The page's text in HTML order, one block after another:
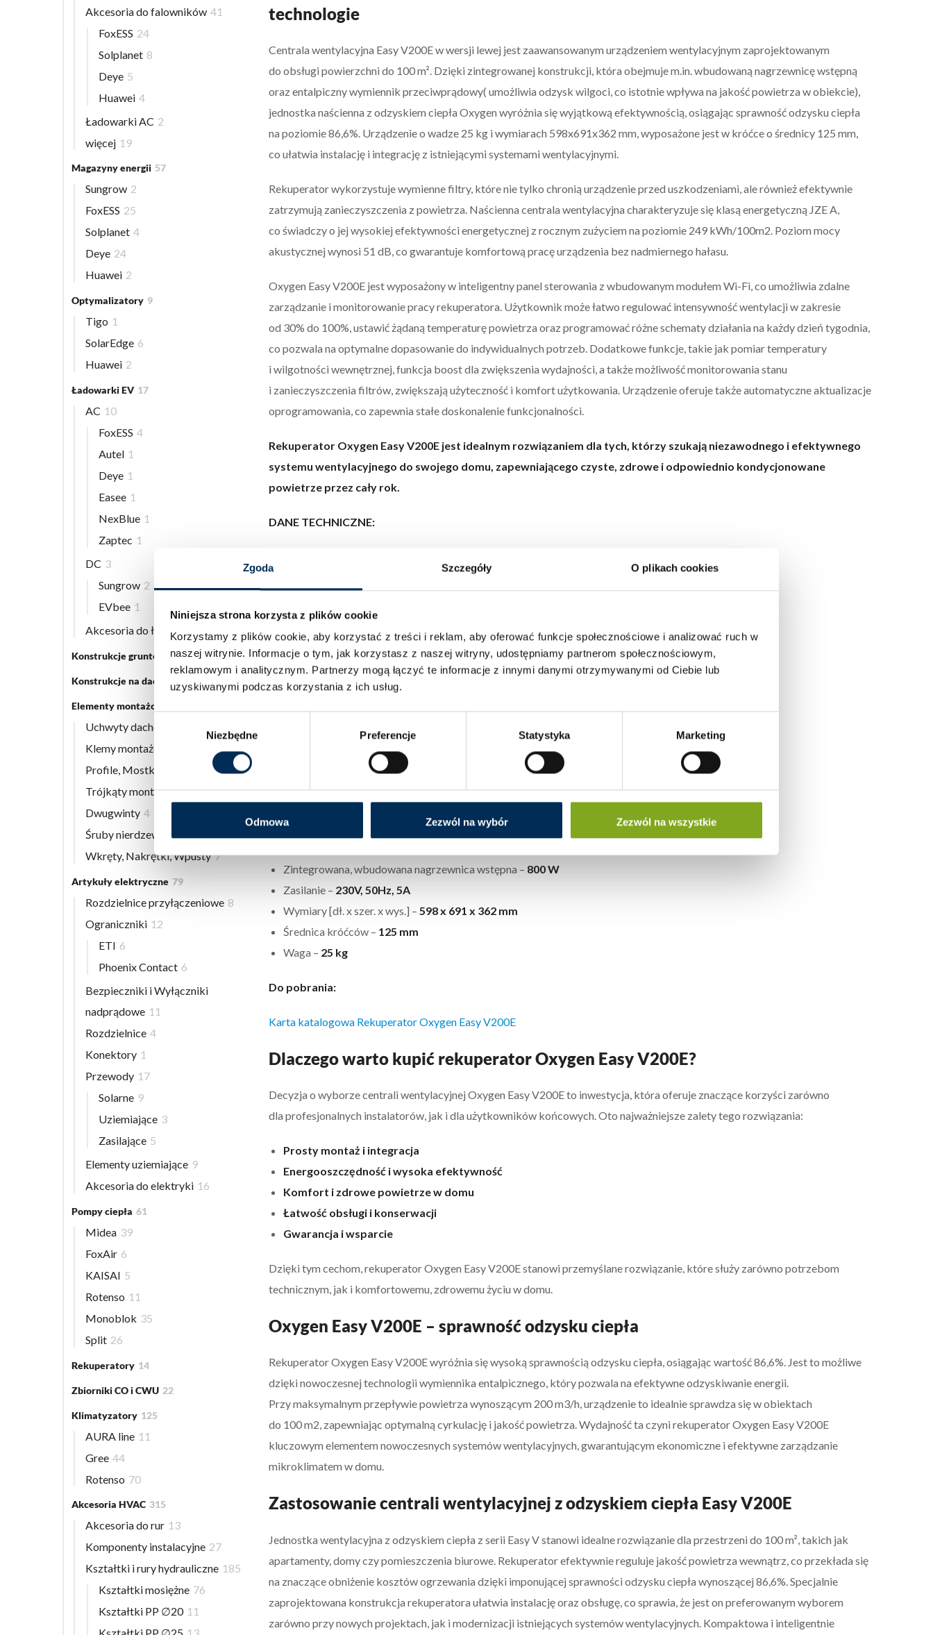
Zgoda Szczegóły O plikach cookies
Niniejsza strona korzysta z plików cookie
Korzystamy z plików cookie, aby korzystać z treści i reklam, aby oferować funkcje społecznościowe i analizować ruch w
naszej witrynie. Informacje o tym, jak korzystasz z naszej witryny, udostępniamy partnerom społecznościowym,
reklamowym i analitycznym. Partnerzy mogą łączyć te informacje z innymi danymi otrzymywanymi od Ciebie lub
uzyskiwanymi podczas korzystania z ich usług.
Niezbędne Preferencje Statystyka Marketing
Odmowa Zezwól na wybór Zezwól na wszystkie
technologie
Centrala wentylacyjna Easy V200E w wersji lewej jest zaawansowanym urządzeniem wentylacyjnym zaprojektowanym
do obsługi powierzchni do 100 m². Dzięki zintegrowanej konstrukcji, która obejmuje m.in. wbudowaną nagrzewnicę wstępną
oraz entalpiczny wymiennik przeciwprądowy( umożliwia odzysk wilgoci, co istotnie wpływa na jakość powietrza w obiekcie),
jednostka naścienna z odzyskiem ciepła Oxygen wyróżnia się wyjątkową efektywnością, osiągając sprawność odzysku ciepła
na poziomie 86,6%. Urządzenie o wadze 25 kg i wymiarach 598x691x362 mm, wyposażone jest w króćce o średnicy 125 mm,
co ułatwia instalację i integrację z istniejącymi systemami wentylacyjnymi.
Rekuperator wykorzystuje wymienne filtry, które nie tylko chronią urządzenie przed uszkodzeniami, ale również efektywnie
zatrzymują zanieczyszczenia z powietrza. Naścienna centrala wentylacyjna charakteryzuje się klasą energetyczną JZE A,
co świadczy o jej wysokiej efektywności energetycznej z rocznym zużyciem na poziomie 249 kWh/100m2. Poziom mocy
akustycznej wynosi 51 dB, co gwarantuje komfortową pracę urządzenia bez nadmiernego hałasu.
Oxygen Easy V200E jest wyposażony w inteligentny panel sterowania z wbudowanym modułem Wi-Fi, co umożliwia zdalne
zarządzanie i monitorowanie pracy rekuperatora. Użytkownik może łatwo regulować intensywność wentylacji w zakresie
od 30% do 100%, ustawić żądaną temperaturę powietrza oraz programować różne schematy działania na każdy dzień tygodnia,
co pozwala na optymalne dopasowanie do indywidualnych potrzeb. Dodatkowe funkcje, takie jak pomiar temperatury
i wilgotności wewnętrznej, funkcja boost dla zwiększenia wydajności, a także możliwość monitorowania stanu
i zanieczyszczenia filtrów, zwiększają użyteczność i komfort użytkowania. Urządzenie oferuje także automatyczne aktualizacje
oprogramowania, co zapewnia stałe doskonalenie funkcjonalności.
Rekuperator Oxygen Easy V200E jest idealnym rozwiązaniem dla tych, którzy szukają niezawodnego i efektywnego
systemu wentylacyjnego do swojego domu, zapewniającego czyste, zdrowe i odpowiednio kondycjonowane
powietrze przez cały rok.
DANE TECHNICZNE:
Rekuperator Oxygen Easy V200E
Klasa JZE –A
Deklarowana technologia:dwukierunkowa wentylacja mieszkaniowa
Typ zainstalowanego napędu:Napęd o zmiennej prędkości
System odzysku ciepła –
Pobór energii elektrycznej napędu wentylatora –
168 W
Poziom mocy akustycznej –
Referencyjna różnica ciśnień –50 Pa
Jednostkowy pobór mocy –
0.39 W/(m3/h)
Zintegrowana, wbudowana nagrzewnica wstępna – 800 W
Zasilanie – 230V, 50Hz, 5A
Wymiary [dł. x szer. x wys.] – 598 x 691 x 362 mm
Średnica króćców – 125 mm
Waga – 25 kg
Do pobrania:
Karta katalogowa Rekuperator Oxygen Easy V200E
Dlaczego warto kupić rekuperator Oxygen Easy V200E?
Decyzja o wyborze centrali wentylacyjnej Oxygen Easy V200E to inwestycja, która oferuje znaczące korzyści zarówno
dla profesjonalnych instalatorów, jak i dla użytkowników końcowych. Oto najważniejsze zalety tego rozwiązania:
Prosty montaż i integracja
Energooszczędność i wysoka efektywność
Komfort i zdrowe powietrze w domu
Łatwość obsługi i konserwacji
Gwarancja i wsparcie
Dzięki tym cechom, rekuperator Oxygen Easy V200E stanowi przemyślane rozwiązanie, które służy zarówno potrzebom
technicznym, jak i komfortowemu, zdrowemu życiu w domu.
Oxygen Easy V200E – sprawność odzysku ciepła
Rekuperator Oxygen Easy V200E wyróżnia się wysoką sprawnością odzysku ciepła, osiągając wartość 86,6%. Jest to możliwe
dzięki nowoczesnej technologii wymiennika entalpicznego, który pozwala na efektywne odzyskiwanie energii.
Przy maksymalnym przepływie powietrza wynoszącym 200 m3/h, urządzenie to idealnie sprawdza się w obiektach
do 100 m2, zapewniając optymalną cyrkulację i jakość powietrza. Wydajność ta czyni rekuperator Oxygen Easy V200E
kluczowym elementem nowoczesnych systemów wentylacyjnych, gwarantującym ekonomiczne i efektywne zarządzanie
mikroklimatem w domu.
Zastosowanie centrali wentylacyjnej z odzyskiem ciepła Easy V200E
Jednostka wentylacyjna z odzyskiem ciepła z serii Easy V stanowi idealne rozwiązanie dla przestrzeni do 100 m², takich jak
apartamenty, domy czy pomieszczenia biurowe. Rekuperator efektywnie reguluje jakość powietrza wewnątrz, co przekłada się
na znaczące obniżenie kosztów ogrzewania dzięki imponującej sprawności odzysku ciepła wynoszącej 86,6%. Specjalnie
zaprojektowana konstrukcja rekuperatora ułatwia instalację oraz obsługę, co sprawia, że jest on preferowanym wyborem
zarówno przy nowych projektach, jak i modernizacji istniejących systemów wentylacyjnych. Kompaktowa i inteligentnie
Akcesoria do falowników 41
FoxESS 24
Solplanet 8
Deye 5
Huawei 4
Ładowarki AC 2
więcej 19
Magazyny energii 57
Sungrow 2
FoxESS 25
Solplanet 4
Deye 24
Huawei 2
Optymalizatory 9
Tigo 1
SolarEdge 6
Huawei 2
Ładowarki EV 17
AC 10
FoxESS 4
Autel 1
Deye 1
Easee 1
NexBlue 1
Zaptec 1
DC 3
Sungrow 2
EVbee 1
Akcesoria do ładowarek EV
Konstrukcje gruntowe 5
Konstrukcje na dach płaski 3
Elementy montażowe
Uchwyty dachowe
Klemy montażowe
Profile, Mostki
Trójkąty montażowe 3
Dwugwinty 4
Śruby nierdzewne
Wkręty, Nakrętki, Wpusty 7
Artykuły elektryczne 79
Rozdzielnice przyłączeniowe 8
Ograniczniki 12
ETI 6
Phoenix Contact 6
Bezpieczniki i Wyłączniki
nadprądowe 11
Rozdzielnice 4
Konektory 1
Przewody 17
Solarne 9
Uziemiające 3
Zasilające 5
Elementy uziemiające 9
Akcesoria do elektryki 16
Pompy ciepła 61
Midea 39
FoxAir 6
KAISAI 5
Rotenso 11
Monoblok 35
Split 26
Rekuperatory 14
Zbiorniki CO i CWU 22
Klimatyzatory 125
AURA line 11
Gree 44
Rotenso 70
Akcesoria HVAC 315
Akcesoria do rur 13
Komponenty instalacyjne 27
Kształtki i rury hydrauliczne 185
Kształtki mosiężne 76
Kształtki PP ∅20 11